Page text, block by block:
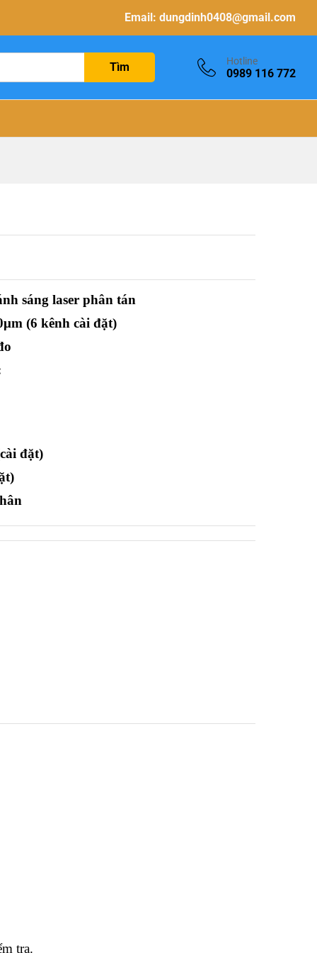
Email: dungdinh0408@gmail.com
Tìm Hotline
0989 116 772
sáng laser phân tán
(6 kênh cài đặt)
đặt)
tra.